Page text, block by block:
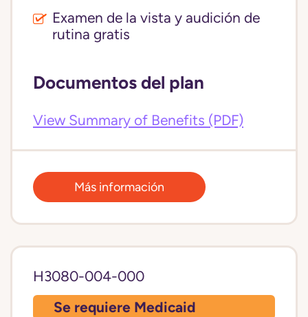
Examen de la vista y audición de
rutina gratis
Documentos del plan
View Summary of Benefits (PDF)
Más información
H3080-004-000
Se requiere Medicaid